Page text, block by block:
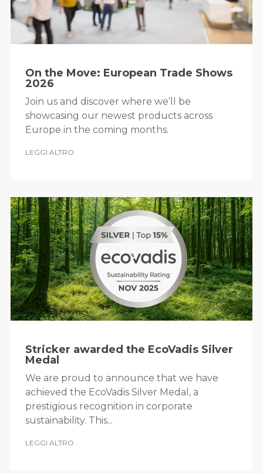
On the Move: European Trade Shows
2026
Join us and discover where we’ll be
showcasing our newest products across
Europe in the coming months.
LEGGI ALTRO
Stricker awarded the EcoVadis Silver
Medal
We are proud to announce that we have
achieved the EcoVadis Silver Medal, a
prestigious recognition in corporate
sustainability. This...
LEGGI ALTRO